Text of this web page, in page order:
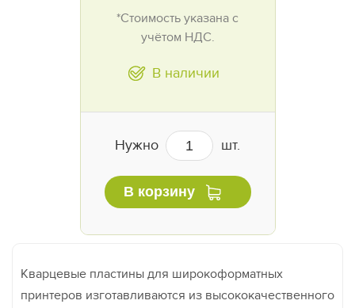
*Стоимость указана с
учётом НДС.
В наличии
Нужно шт.
В корзину
Кварцевые пластины для широкоформатных
принтеров изготавливаются из высококачественного